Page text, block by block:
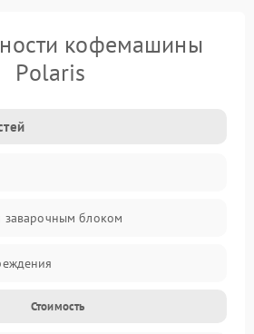
кофемашины
Polaris
блоком
Стоимость